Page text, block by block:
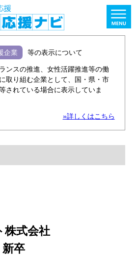
企業 等の表示について
ンスの推進、女性活躍推進等の働
取り組む企業として、国・県・市
されている場合に表示していま
»詳しくはこちら
株式会社
新卒